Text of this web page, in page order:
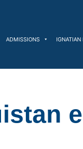
ADMISSIONS IGNATIAN